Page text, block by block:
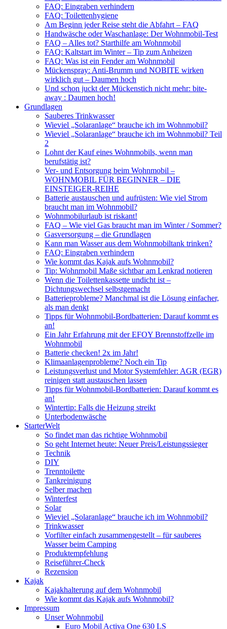
FAQ: Eingraben verhindern
FAQ: Toilettenhygiene
Am Beginn jeder Reise steht die Abfahrt – FAQ
Handwäsche oder Waschanlage: Der Wohnmobil-Test
FAQ – Alles tot? Starthilfe am Wohnmobil
FAQ: Kaltstart im Winter – Tip zum Anheizen
FAQ: Was ist ein Fender am Wohnmobil
Mückenspray: Anti-Brumm und NOBITE wirken
wirklich gut – Daumen hoch
Und schon juckt der Mückenstich nicht mehr: bite-
away : Daumen hoch!
Grundlagen
Sauberes Trinkwasser
Wieviel „Solaranlage“ brauche ich im Wohnmobil?
Wieviel „Solaranlage“ brauche ich im Wohnmobil? Teil
2
Lohnt der Kauf eines Wohnmobils, wenn man
berufstätig ist?
Ver- und Entsorgung beim Wohnmobil –
WOHNMOBIL FÜR BEGINNER – DIE
EINSTEIGER-REIHE
Batterie austauschen und aufrüsten: Wie viel Strom
braucht man im Wohnmobil?
Wohnmobilurlaub ist riskant!
FAQ – Wie viel Gas braucht man im Winter / Sommer?
Gasversorgung – die Grundlagen
Kann man Wasser aus dem Wohnmobiltank trinken?
FAQ: Eingraben verhindern
Wie kommt das Kajak aufs Wohnmobil?
Tip: Wohnmobil Maße sichtbar am Lenkrad notieren
Wenn die Toilettenkassette undicht ist –
Dichtungswechsel selbstgemacht
Batterieprobleme? Manchmal ist die Lösung einfacher,
als man denkt
Tipps für Wohnmobil-Bordbatterien: Darauf kommt es
an!
Ein Jahr Erfahrung mit der EFOY Brennstoffzelle im
Wohnmobil
Batterie checken! 2x im Jahr!
Klimaanlagenprobleme? Noch ein Tip
Leistungsverlust und Motor Systemfehler: AGR (EGR)
reinigen statt austauschen lassen
Tipps für Wohnmobil-Bordbatterien: Darauf kommt es
an!
Wintertip: Falls die Heizung streikt
Unterbodenwäsche
StarterWelt
So findet man das richtige Wohnmobil
So geht Internet heute: Neuer Preis/Leistungssieger
Technik
DIY
Trenntoilette
Tankreinigung
Selber machen
Winterfest
Solar
Wieviel „Solaranlage“ brauche ich im Wohnmobil?
Trinkwasser
Vorfilter einfach zusammengestellt – für sauberes
Wasser beim Camping
Produktempfehlung
Reiseführer-Check
Rezension
Kajak
Kajakhalterung auf dem Wohnmobil
Wie kommt das Kajak aufs Wohnmobil?
Impressum
Unser Wohnmobil
Euro Mobil Activa One 630 LS